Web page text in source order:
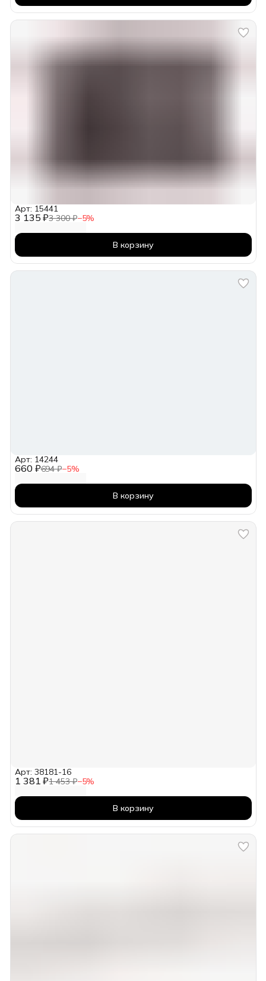
3 135 ₽3 300 ₽−5%
Арт: 15441
В корзину
660 ₽694 ₽−5%
Арт: 14244
В корзину
1 381 ₽1 453 ₽−5%
Арт: 38181-16
В корзину